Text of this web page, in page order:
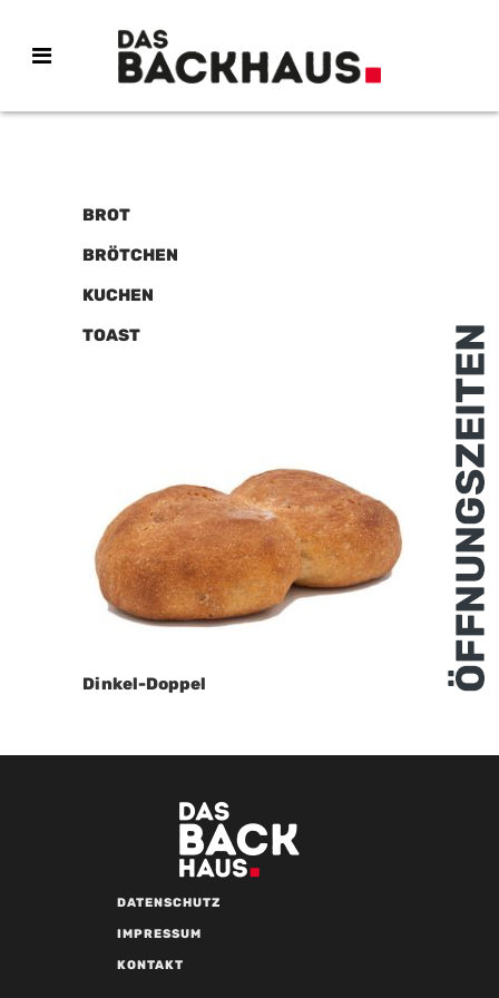
BROT
BRÖTCHEN
KUCHEN
TOAST
Dinkel-Doppel
DATENSCHUTZ
IMPRESSUM
KONTAKT